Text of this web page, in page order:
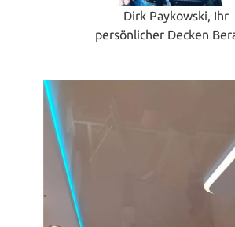
Dirk Paykowski, Ihr
persönlicher Decken